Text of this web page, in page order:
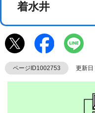
着水井
ページID1002753 更新日